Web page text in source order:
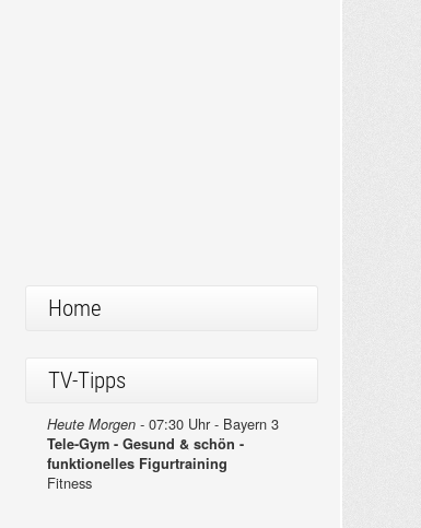
Home
TV-Tipps
Heute Morgen -07:30 Uhr - Bayern 3
Tele-Gym - Gesund & schön -
funktionelles Figurtraining
Fitness